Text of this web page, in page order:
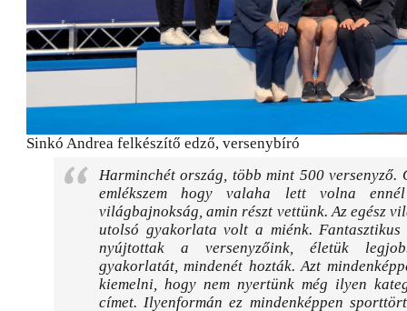
Sinkó Andrea felkészítő edző, versenybíró
Harminchét ország, több mint 500 versenyző.
emlékszem hogy valaha lett volna ennél
világbajnokság, amin részt vettünk. Az egész
utolsó gyakorlata volt a miénk. Fantasztikus
nyújtottak a versenyzőink, életük
gyakorlatát, mindenét hozták. Azt
kiemelni, hogy nem nyertünk még ilyen
címet. Ilyenformán ez mindenképpen